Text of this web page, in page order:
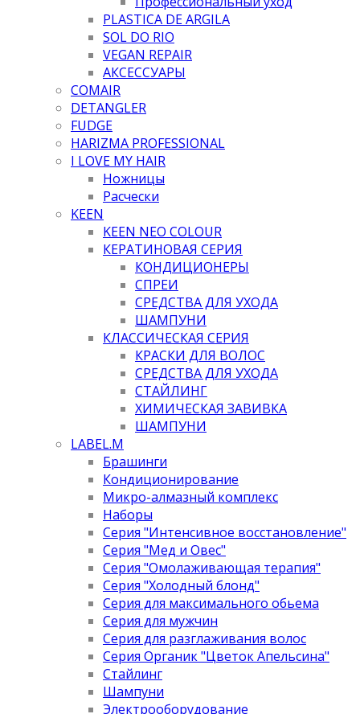
PLASTICA DE ARGILA
SOL DO RIO
VEGAN REPAIR
АКСЕССУАРЫ
COMAIR
DETANGLER
FUDGE
HARIZMA PROFESSIONAL
I LOVE MY HAIR
Ножницы
Расчески
KEEN
KEEN NEO COLOUR
КЕРАТИНОВАЯ СЕРИЯ
КОНДИЦИОНЕРЫ
СПРЕИ
СРЕДСТВА ДЛЯ УХОДА
ШАМПУНИ
КЛАССИЧЕСКАЯ СЕРИЯ
КРАСКИ ДЛЯ ВОЛОС
СРЕДСТВА ДЛЯ УХОДА
СТАЙЛИНГ
ХИМИЧЕСКАЯ ЗАВИВКА
ШАМПУНИ
LABEL.M
Брашинги
Кондиционирование
Микро-алмазный комплекс
Наборы
Серия "Интенсивное восстановление"
Серия "Мед и Овес"
Серия "Омолаживающая терапия"
Серия "Холодный блонд"
Серия для максимального обьема
Серия для мужчин
Серия для разглаживания волос
Серия Органик "Цветок Апельсина"
Стайлинг
Шампуни
Электрооборудование